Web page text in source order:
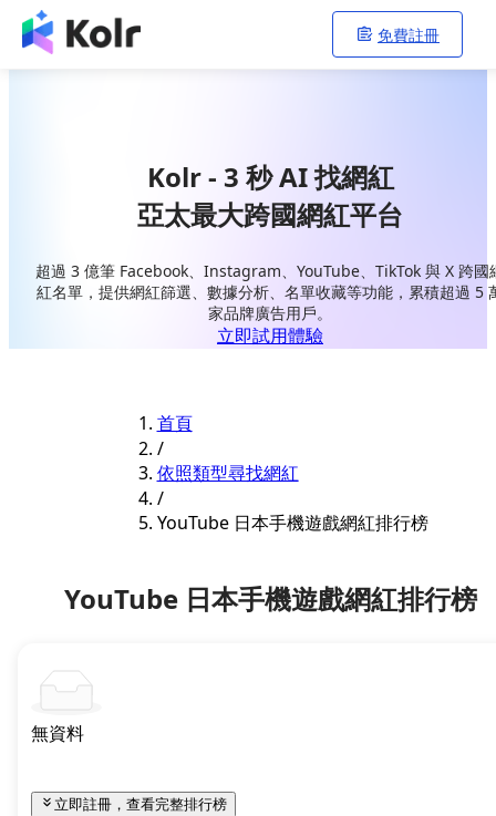
免費註冊
Kolr - 3 秒 AI 找網紅
亞太最大跨國網紅平台
超過 3 億筆 Facebook、Instagram、YouTube、TikTok 與 X 跨國
紅名單，提供網紅篩選、數據分析、名單收藏等功能，累積超過 5
家品牌廣告用戶。
立即試用體驗
首頁
/
依照類型尋找網紅
/
YouTube 日本手機遊戲網紅排行榜
YouTube 日本手機遊戲網紅排行榜
無資料
立即註冊，查看完整排行榜